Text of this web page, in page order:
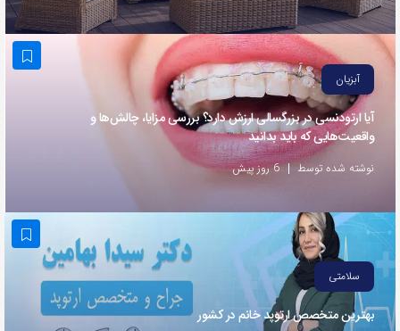
می‌توانید
این
صفحه
دوستان
خود
اشتراک
بگذارید.
کپی
لینک
آبزیان
آیا ارتودنسی در بزرگسالی ارزش دارد؟ بررسی مزایا، چالش‌ها و
واقعیت‌هایی که باید بدانید
نوشته شده توسط 6 روز پیش
سلامتی
بهترین متخصص ارتوپد خانم در کشور